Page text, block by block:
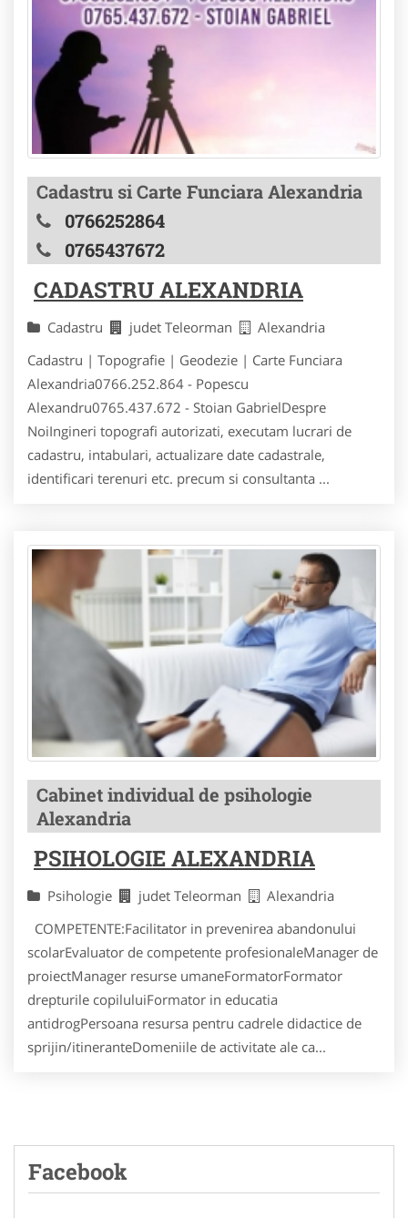
Cadastru si Carte Funciara Alexandria
0766252864
0765437672
CADASTRU ALEXANDRIA
Cadastru judet Teleorman
Alexandria
Cadastru | Topografie | Geodezie | Carte Funciara
Alexandria0766.252.864 - Popescu
Alexandru0765.437.672 - Stoian GabrielDespre
NoiIngineri topografi autorizati, executam lucrari de
cadastru, intabulari, actualizare date cadastrale,
identificari terenuri etc. precum si consultanta ...
Cabinet individual de psihologie
Alexandria
PSIHOLOGIE ALEXANDRIA
Psihologie judet Teleorman
Alexandria
COMPETENTE:Facilitator in prevenirea abandonului
scolarEvaluator de competente profesionaleManager de
proiectManager resurse umaneFormatorFormator
drepturile copiluluiFormator in educatia
antidrogPersoana resursa pentru cadrele didactice de
sprijin/itineranteDomeniile de activitate ale ca...
Facebook